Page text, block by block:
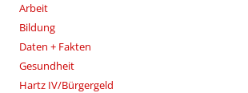
Arbeit
Bildung
Daten + Fakten
Gesundheit
Hartz IV/Bürgergeld